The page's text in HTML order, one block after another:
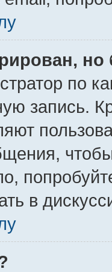
по
запись.
в